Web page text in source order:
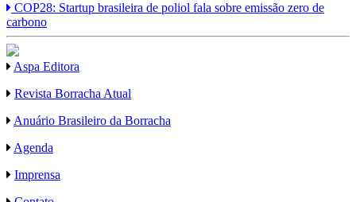
COP28: Startup brasileira de poliol fala sobre emissão zero de
carbono
Aspa Editora
Revista Borracha Atual
Anuário Brasileiro da Borracha
Agenda
Imprensa